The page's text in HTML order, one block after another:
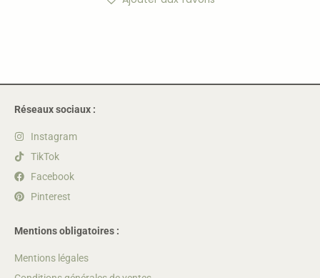
Réseaux sociaux :
Instagram
TikTok
Facebook
Pinterest
Mentions obligatoires :
Mentions légales